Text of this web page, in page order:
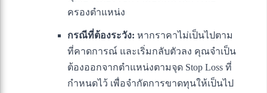
ครองตำแหน่ง
กรณีที่ต้องระวัง: หากราคาไม่เป็นไปตาม
ที่คาดการณ์ และเริ่มกลับตัวลง คุณจำเป็น
ต้องออกจากตำแหน่งตามจุด Stop Loss ที่
กำหนดไว้ เพื่อจำกัดการขาดทุนให้เป็นไป